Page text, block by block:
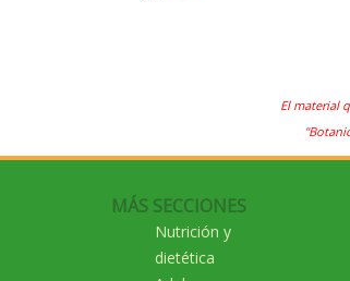
El material
MÁS SECCIONES
Nutrición y
dietética